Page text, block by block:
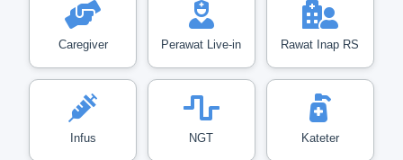
Caregiver Perawat Live-in Rawat Inap RS
Infus NGT Kateter